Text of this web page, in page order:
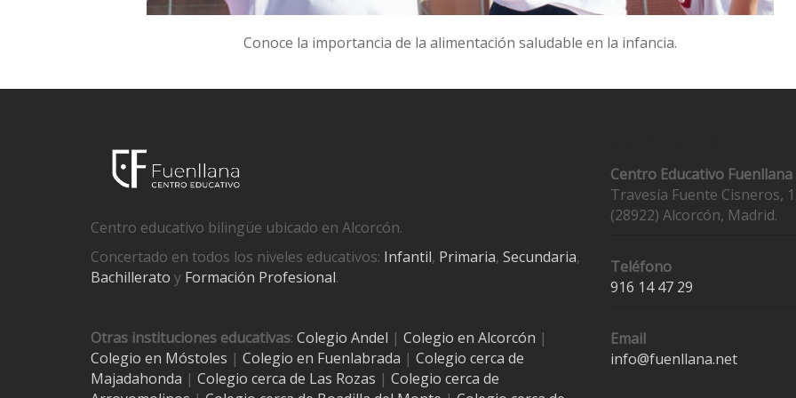
Conoce la importancia de la alimentación saludable en la infancia.
Centro educativo bilingüe ubicado en Alcorcón.
Concertado en todos los niveles educativos: Infantil, Primaria, Secundaria,
Bachillerato y Formación Profesional.
Otras instituciones educativas: Colegio Andel | Colegio en Alcorcón |
Colegio en Móstoles | Colegio en Fuenlabrada | Colegio cerca de
Majadahonda | Colegio cerca de Las Rozas | Colegio cerca de
Centro Educativo Fuenllana
Travesía Fuente Cisneros,
(28922) Alcorcón, Madrid.
Teléfono
916 14 47 29
Email
info@fuenllana.net